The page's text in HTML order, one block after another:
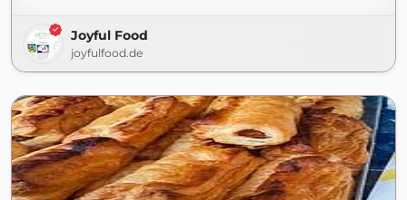
Joyful Food
joyfulfood.de